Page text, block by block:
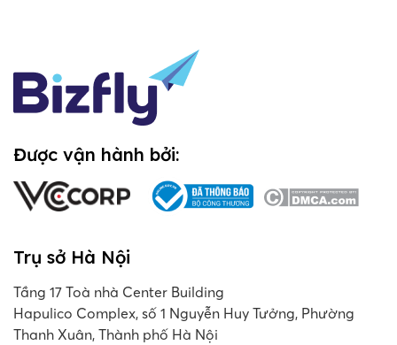
Được vận hành bởi:
Trụ sở Hà Nội
Tầng 17 Toà nhà Center Building
Hapulico Complex, số 1 Nguyễn Huy Tưởng, Phường
Thanh Xuân, Thành phố Hà Nội